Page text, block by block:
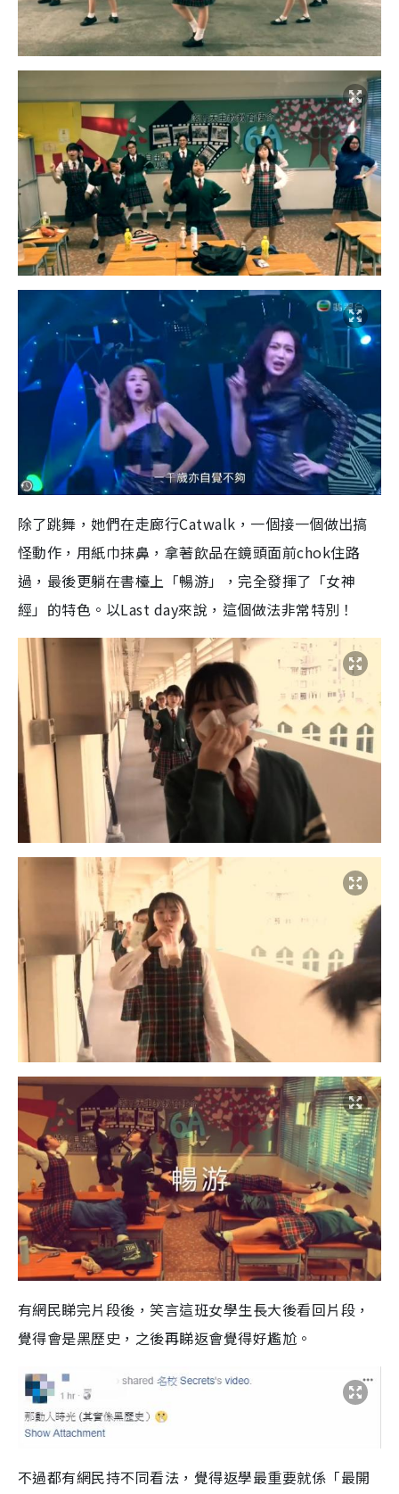
除了跳舞，她們在走廊行Catwalk，一個接一個做出搞
怪動作，用紙巾抹鼻，拿著飲品在鏡頭面前chok住路
過，最後更躺在書檯上「暢游」，完全發揮了「女神
經」的特色。以Last day來說，這個做法非常特別！
有網民睇完片段後，笑言這班女學生長大後看回片段，
覺得會是黑歷史，之後再睇返會覺得好尷尬。
不過都有網民持不同看法，覺得返學最重要就係「最開